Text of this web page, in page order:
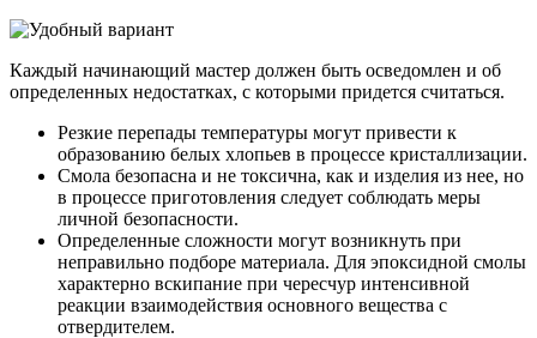
Каждый начинающий мастер должен быть осведомлен и об
определенных недостатках, с которыми придется считаться.
Резкие перепады температуры могут привести к
образованию белых хлопьев в процессе кристаллизации.
Смола безопасна и не токсична, как и изделия из нее, но
в процессе приготовления следует соблюдать меры
личной безопасности.
Определенные сложности могут возникнуть при
неправильно подборе материала. Для эпоксидной смолы
характерно вскипание при чересчур интенсивной
реакции взаимодействия основного вещества с
отвердителем.